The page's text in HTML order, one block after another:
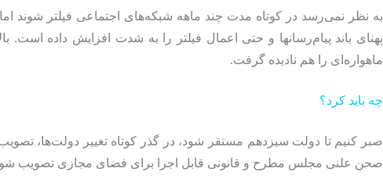
به نظر نمی‌رسد در کوتاه مدت چند ماهه شبکه‌های اجتماعی فیلتر شوند
پهنای باند پیام‌رسانها و حتی اعمال فیلتر را به شدت افزایش داده است.
ماهواره‌ای را هم نادیده گرفت.
چه باید کرد؟
صبر کنیم تا دولت سیزدهم مستقر شود، در گذر کوتاه تغییر دولت‌ها،
صحن علنی مجلس مطرح و قانونی قابل اجرا برای فضای مجازی تصویب